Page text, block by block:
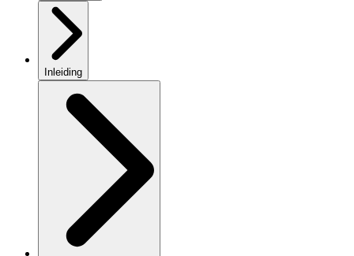
Inleiding